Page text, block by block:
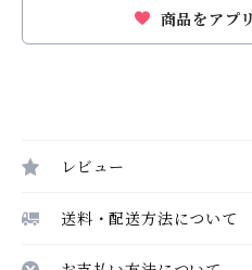
商品をアプ
レビュー
送料・配送方法について